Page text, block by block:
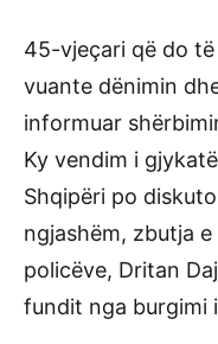
45-vjeçari që do
vuante dënimin
informuar
Ky vendim i
Shqipëri po
ngjashëm, zbutja
policëve, Dritan
fundit nga burgimi